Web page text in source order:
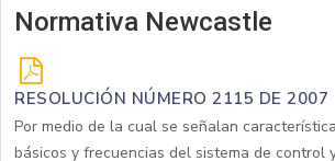
Normativa Newcastle
RESOLUCIÓN NÚMERO 2115 DE 2007
Por medio de la cual se señalan
básicos y frecuencias del sistema de control